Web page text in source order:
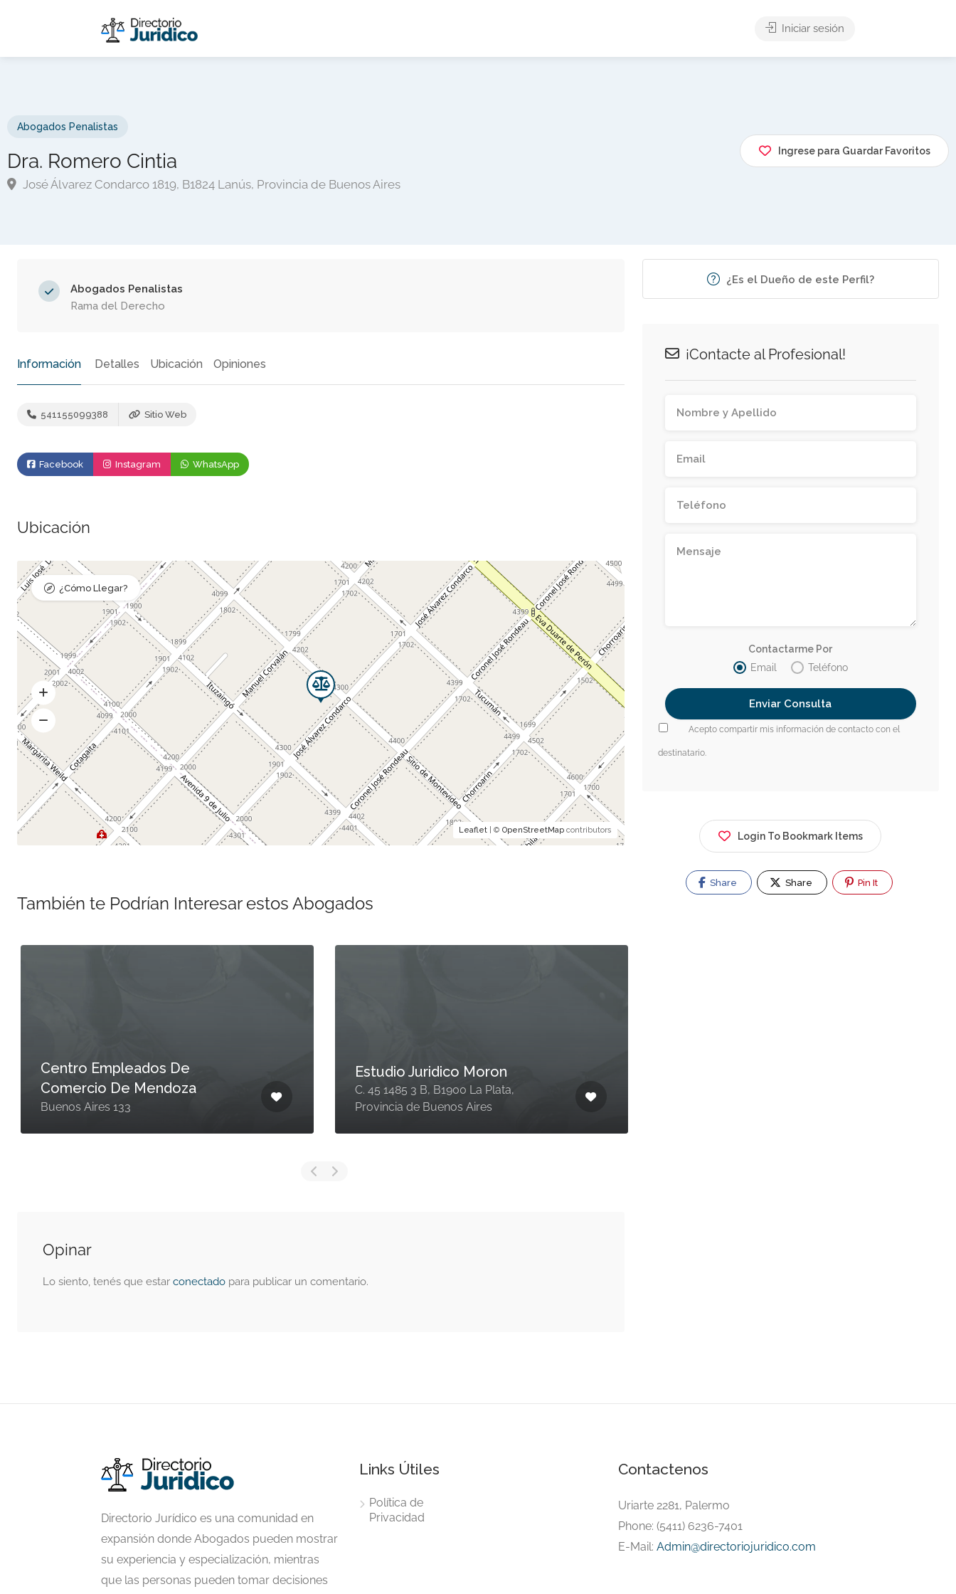
Iniciar sesión
Abogados Penalistas
Dra. Romero Cintia
José Álvarez Condarco 1819, B1824 Lanús, Provincia de Buenos Aires
Ingrese para Guardar Favoritos
Abogados Penalistas
Rama del Derecho
Información Detalles Ubicación Opiniones
541155099388 Sitio Web
Facebook Instagram WhatsApp
Ubicación
Leaflet | ©OpenStreetMap contributors
¿Cómo Llegar?
También te Podrían Interesar estos Abogados
Centro Empleados De
Comercio De Mendoza
Buenos Aires 133
Estudio Juridico Moron
C. 45 1485 3 B, B1900 La Plata,
Provincia de Buenos Aires
Opinar
Lo siento, tenés que estarconectado para publicar un comentario.
¿Es el Dueño de este Perfil?
¡Contacte al Profesional!
Contactarme Por
Email
Teléfono
Acepto compartir mis información de contacto con el
destinatario.
Login To Bookmark Items
Share Share Pin It
Directorio Jurídico es una comunidad en
expansión donde Abogados pueden mostrar
su experiencia y especialización, mientras
que las personas pueden tomar decisiones
Links Útiles
Política de
Privacidad
Contactenos
Uriarte 2281, Palermo
Phone: (5411) 6236-7401
E-Mail: Admin@directoriojuridico.com